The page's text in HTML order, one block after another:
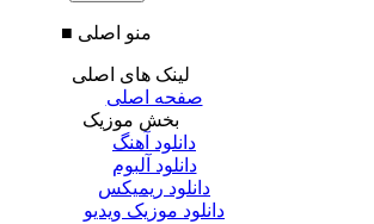
■ منو اصلی
لینک های اصلی
صفحه اصلی
بخش موزیک
دانلود آهنگ
دانلود آلبوم
دانلود ریمیکس
دانلود موزیک ویدیو